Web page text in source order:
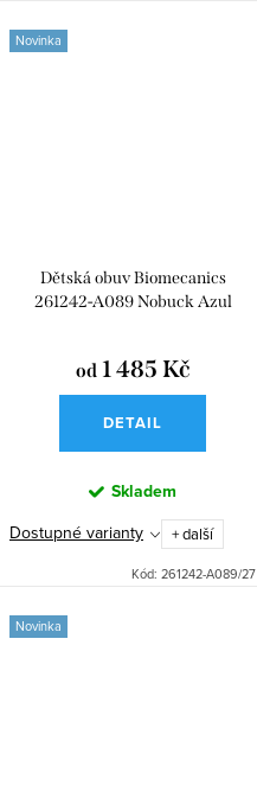
Novinka
Dětská obuv Biomecanics
261242-A089 Nobuck Azul
od1 485 Kč
DETAIL
Skladem
Dostupné varianty + další
Kód: 261242-A089/27
Novinka